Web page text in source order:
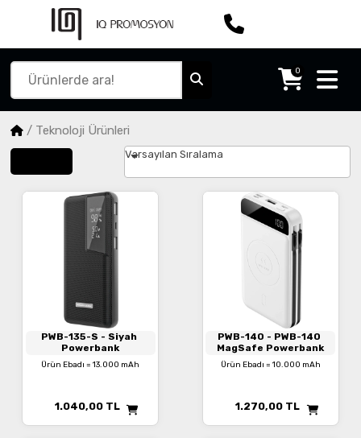
0
/ Teknoloji Ürünleri
Varsayılan Sıralama
PWB-135-S - Siyah
Powerbank
Ürün Ebadı = 13.000 mAh
1.040,00 TL
PWB-140 - PWB-140
MagSafe Powerbank
Ürün Ebadı = 10.000 mAh
1.270,00 TL